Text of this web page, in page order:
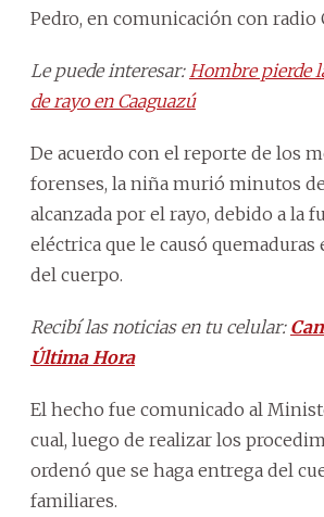
Pedro, en comunicación con radio
Le puede interesar: Hombre pierde
de rayo en Caaguazú
De acuerdo con el reporte de los
forenses, la niña murió minutos
alcanzada por el rayo, debido a la
eléctrica que le causó quemaduras
del cuerpo.
Recibí las noticias en tu celular:
Última Hora
El hecho fue comunicado al
cual, luego de realizar los
ordenó que se haga entrega del
familiares.